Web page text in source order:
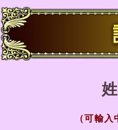
（可輸